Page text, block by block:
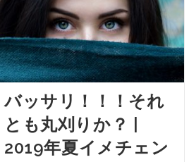
バッサリ！！！それ
とも丸刈りか？ |
2019年夏イメチェン